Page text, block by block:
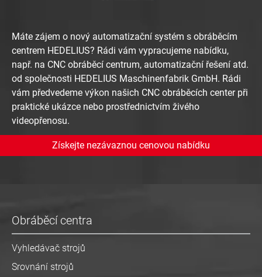
Máte zájem o nový automatizační systém s obráběcím
centrem HEDELIUS? Rádi vám vypracujeme nabídku,
např. na CNC obráběcí centrum, automatizační řešení atd.
od společnosti HEDELIUS Maschinenfabrik GmbH. Rádi
vám předvedeme výkon našich CNC obráběcích center při
praktické ukázce nebo prostřednictvím živého
videopřenosu.
Získejte nezávaznou cenovou nabídku
Obráběcí centra
Vyhledávač strojů
Srovnání strojů